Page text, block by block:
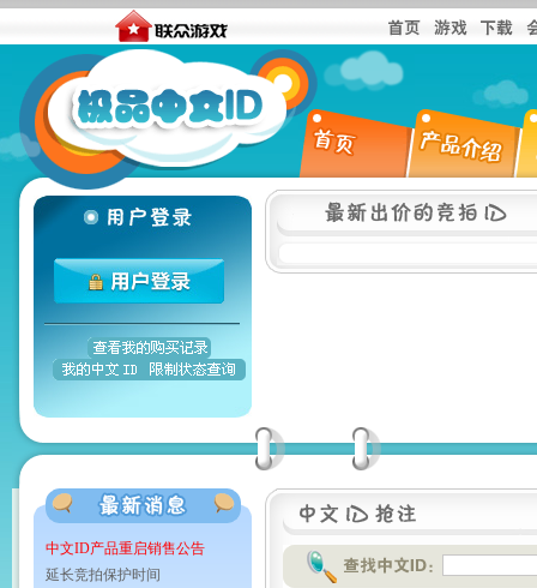
中文ID产品重启销售公告
延长竞拍保护时间